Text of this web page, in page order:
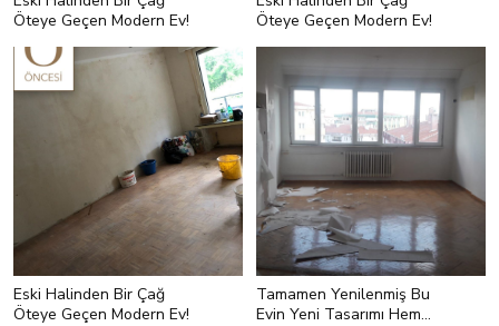
Öteye Geçen Modern Ev!
Öteye Geçen Modern Ev!
Eski Halinden Bir Çağ
Öteye Geçen Modern Ev!
Tamamen Yenilenmiş Bu
Evin Yeni Tasarımı Hem